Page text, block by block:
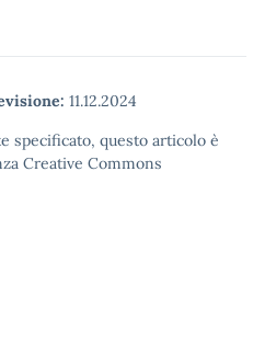
11.12.2024
specificato, questo articolo è
Creative Commons